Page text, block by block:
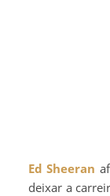
Ed Sheeran
deixar a